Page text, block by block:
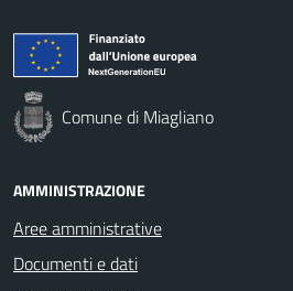
Comune di Miagliano
AMMINISTRAZIONE
Aree amministrative
Documenti e dati